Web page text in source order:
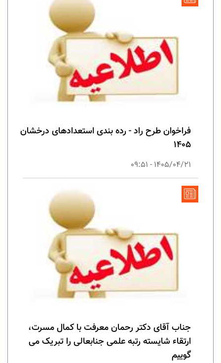
فراخوان طرح راد - رده بندی استعدادهای درخشان
1405
1405/04/21 - 09:51
جناب آقای دکتر رحمان معرفت با کمال مسرت،
ارتقاء شایسته رتبه علمی جنابعالی را تبریک می
گوییم